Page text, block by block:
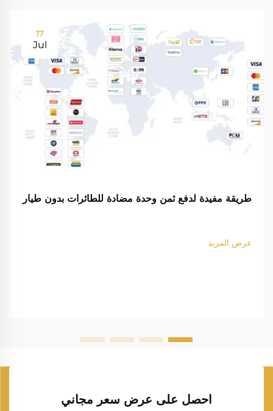
17
Jul
طريقة مفيدة لدفع ثمن وحدة مضادة للطائرات بدون طيار
عرض المزيد
احصل على عرض سعر مجاني